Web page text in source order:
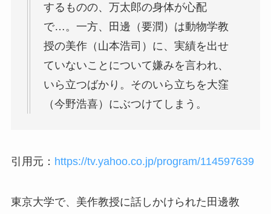
するものの、万太郎の身体が心配
で…。一方、田邊（要潤）は動物学教
授の美作（山本浩司）に、実績を出せ
ていないことについて嫌みを言われ、
いら立つばかり。そのいら立ちを大窪
（今野浩喜）にぶつけてしまう。
引用元： https://tv.yahoo.co.jp/program/114597639
東京大学で、美作教授に話しかけられた田邊教